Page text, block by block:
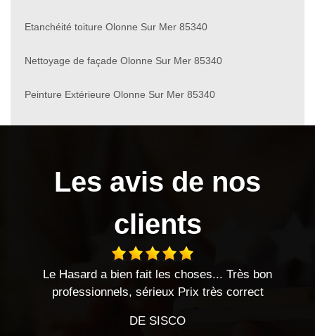
Etanchéité toiture Olonne Sur Mer 85340
Nettoyage de façade Olonne Sur Mer 85340
Peinture Extérieure Olonne Sur Mer 85340
Les avis de nos
clients
bien fait les choses... Très bon
sérieux Prix très correct
Très bon travail